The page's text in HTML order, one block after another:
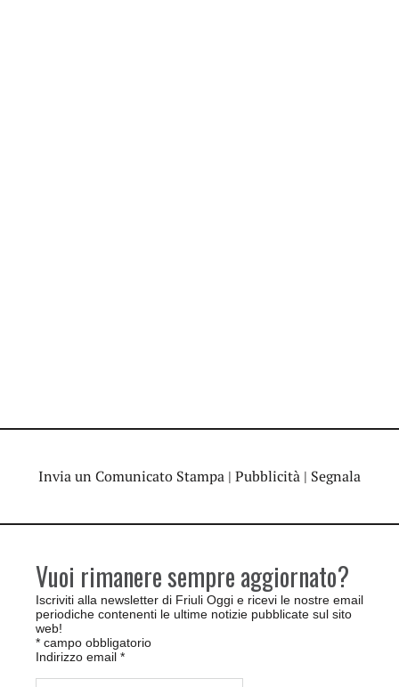
Invia un Comunicato Stampa | Pubblicità | Segnala
Vuoi rimanere sempre aggiornato?
Iscriviti alla newsletter di Friuli Oggi e ricevi le nostre email
periodiche contenenti le ultime notizie pubblicate sul sito
web!
* campo obbligatorio
Indirizzo email *